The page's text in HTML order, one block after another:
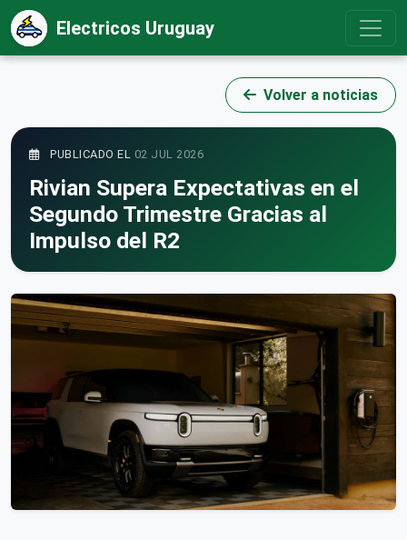
Electricos Uruguay
Volver a noticias
PUBLICADO EL 02 JUL 2026
Rivian Supera Expectativas en el
Segundo Trimestre Gracias al
Impulso del R2